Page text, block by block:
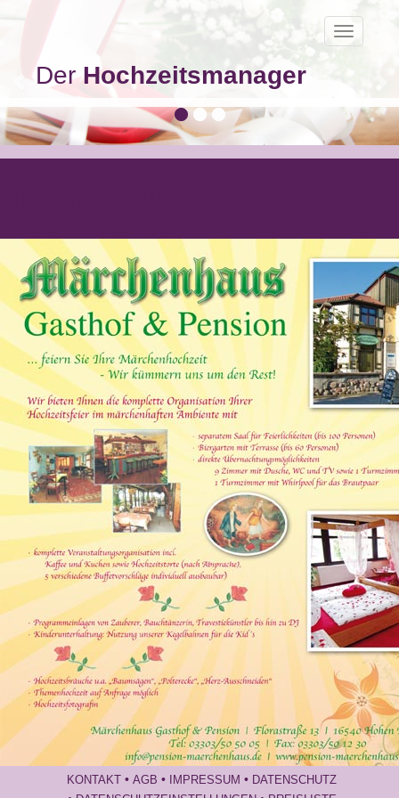
Toggle
DerHochzeitsmanager
KONTAKT • AGB • IMPRESSUM • DATENSCHUTZ